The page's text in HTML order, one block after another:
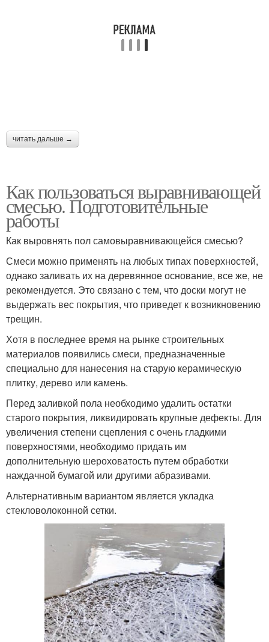
читать дальше →
Как пользоваться выравнивающей
смесью. Подготовительные
работы
Как выровнять пол самовыравнивающейся смесью?
Смеси можно применять на любых типах поверхностей,
однако заливать их на деревянное основание, все же, не
рекомендуется. Это связано с тем, что доски могут не
выдержать вес покрытия, что приведет к возникновению
трещин.
Хотя в последнее время на рынке строительных
материалов появились смеси, предназначенные
специально для нанесения на старую керамическую
плитку, дерево или камень.
Перед заливкой пола необходимо удалить остатки
старого покрытия, ликвидировать крупные дефекты. Для
увеличения степени сцепления с очень гладкими
поверхностями, необходимо придать им
дополнительную шероховатость путем обработки
наждачной бумагой или другими абразивами.
Альтернативным вариантом является укладка
стекловолоконной сетки.